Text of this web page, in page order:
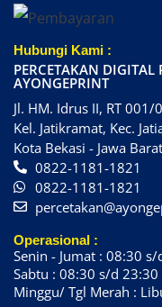
Hubungi Kami :
PERCETAKAN
AYONGEPRINT
Jl. HM. Idrus II, RT 001/
Kel. Jatikramat, Kec.
Kota Bekasi - Jawa
0822-1181-1821
0822-1181-1821
Operasional :
Senin - Jumat : 08:30
Sabtu : 08:30 s/d 23:30
Minggu/ Tgl Merah :